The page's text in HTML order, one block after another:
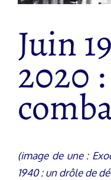
Juin
2020
(image de une :
1940 : un drôle de